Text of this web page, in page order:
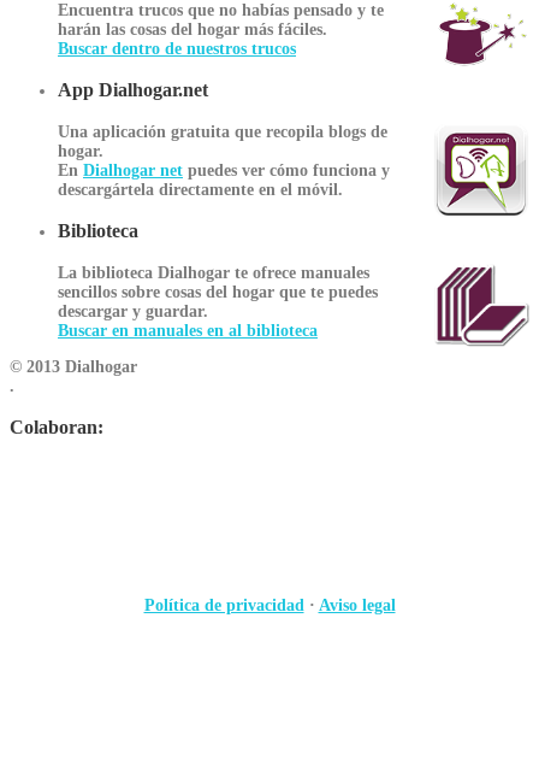
Encuentra trucos que no habías pensado y te
harán las cosas del hogar más fáciles.
Buscar dentro de nuestros trucos
App Dialhogar.net
Una aplicación gratuita que recopila blogs de
hogar.
En Dialhogar net puedes ver cómo funciona y
descargártela directamente en el móvil.
Biblioteca
La biblioteca Dialhogar te ofrece manuales
sencillos sobre cosas del hogar que te puedes
descargar y guardar.
Buscar en manuales en al biblioteca
© 2013 Dialhogar
.
Colaboran:
Política de privacidad· Aviso legal